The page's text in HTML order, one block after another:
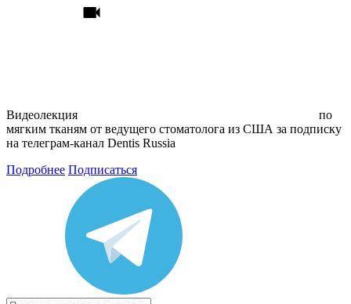
Видеолекция
по
мягким тканям от ведущего стоматолога из США за подписку
на телеграм-канал Dentis Russia
Подробнее Подписаться